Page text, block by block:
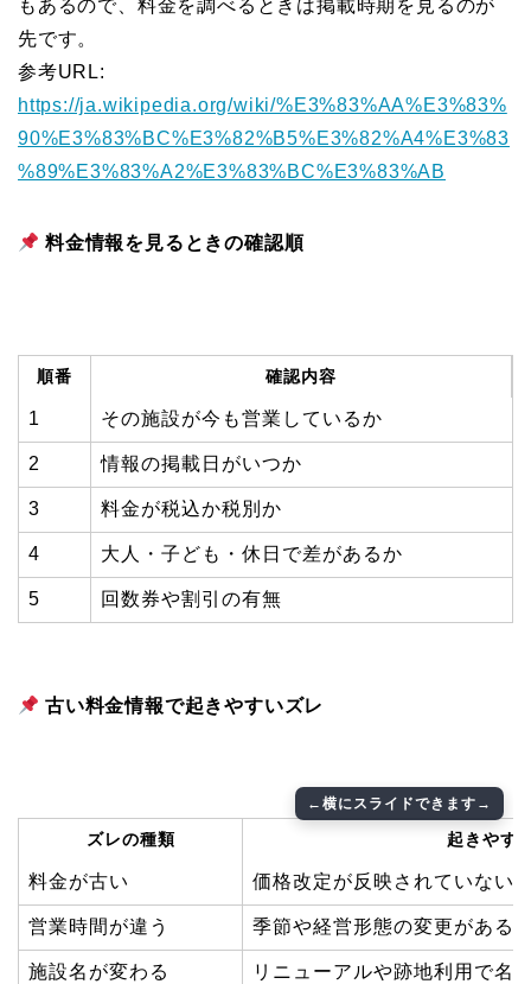
もあるので、料金を調べるときは掲載時期を見るのが
先です。
参考URL:
https://ja.wikipedia.org/wiki/%E3%83%AA%E3%83%
90%E3%83%BC%E3%82%B5%E3%82%A4%E3%83
%89%E3%83%A2%E3%83%BC%E3%83%AB
料金情報を見るときの確認順
順番 確認内容
1 その施設が今も営業しているか
2 情報の掲載日がいつか
3 料金が税込か税別か
4 大人・子ども・休日で差があるか
5 回数券や割引の有無
古い料金情報で起きやすいズレ
ズレの種類 起きやす
料金が古い 価格改定が反映されていない
営業時間が違う 季節や経営形態の変更がある
施設名が変わる リニューアルや跡地利用で名